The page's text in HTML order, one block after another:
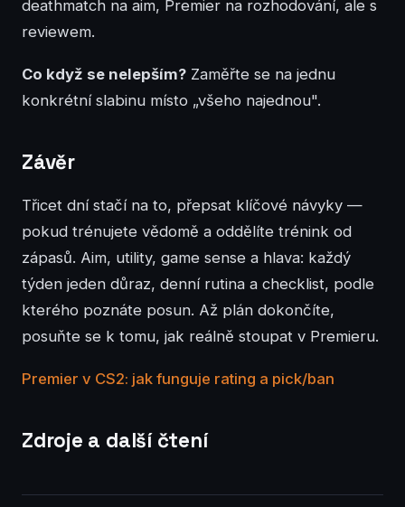
deathmatch na aim, Premier na rozhodování, ale s
reviewem.
Co když se nelepším? Zaměřte se na jednu
konkrétní slabinu místo „všeho najednou".
Závěr
Třicet dní stačí na to, přepsat klíčové návyky —
pokud trénujete vědomě a oddělíte trénink od
zápasů. Aim, utility, game sense a hlava: každý
týden jeden důraz, denní rutina a checklist, podle
kterého poznáte posun. Až plán dokončíte,
posuňte se k tomu, jak reálně stoupat v Premieru.
Premier v CS2: jak funguje rating a pick/ban
Zdroje a další čtení